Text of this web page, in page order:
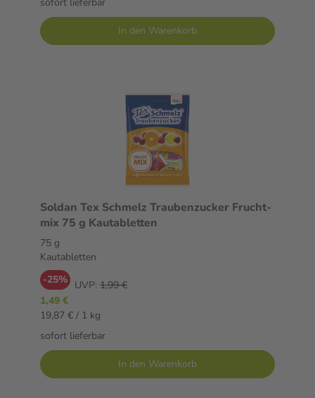
In den Warenkorb
Soldan Tex Schmelz Traubenzucker Frucht-
mix 75 g Kautabletten
75 g
Kautabletten
-25% UVP: 1,99 €
1,49 €
19,87 € / 1 kg
sofort lieferbar
In den Warenkorb